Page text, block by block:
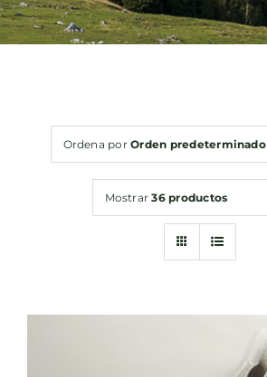
Bebidas
Ordena porOrden predeterminado
Mostrar36 productos